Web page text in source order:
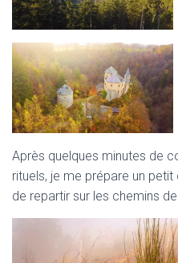
Après quelques minutes de
rituels, je me prépare un
de repartir sur les chemins